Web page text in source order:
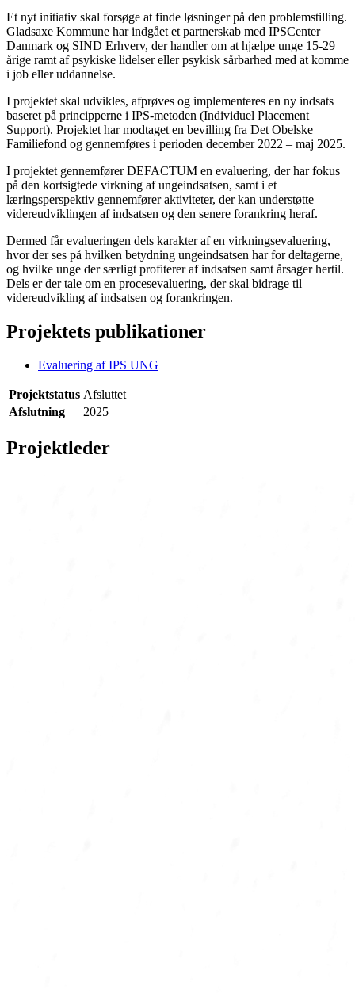
Et nyt initiativ skal forsøge at finde løsninger på den problemstilling.
Gladsaxe Kommune har indgået et partnerskab med IPSCenter
Danmark og SIND Erhverv, der handler om at hjælpe unge 15-29
årige ramt af psykiske lidelser eller psykisk sårbarhed med at komme
i job eller uddannelse.
I projektet skal udvikles, afprøves og implementeres en ny indsats
baseret på principperne i IPS-metoden (Individuel Placement
Support). Projektet har modtaget en bevilling fra Det Obelske
Familiefond og gennemføres i perioden december 2022 – maj 2025.
I projektet gennemfører DEFACTUM en evaluering, der har fokus
på den kortsigtede virkning af ungeindsatsen, samt i et
læringsperspektiv gennemfører aktiviteter, der kan understøtte
videreudviklingen af indsatsen og den senere forankring heraf.
Dermed får evalueringen dels karakter af en virkningsevaluering,
hvor der ses på hvilken betydning ungeindsatsen har for deltagerne,
og hvilke unge der særligt profiterer af indsatsen samt årsager hertil.
Dels er der tale om en procesevaluering, der skal bidrage til
videreudvikling af indsatsen og forankringen.
Projektets publikationer
Evaluering af IPS UNG
Projektstatus Afsluttet
Afslutning
2025
Projektleder